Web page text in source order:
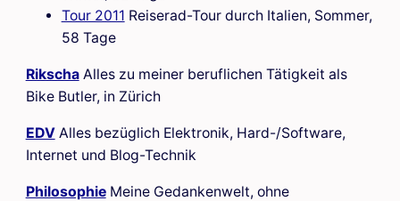
Tour 2011 Reiserad-Tour durch Italien, Sommer,
58 Tage
RikschaAlles zu meiner beruflichen Tätigkeit als
Bike Butler, in Zürich
EDVAlles bezüglich Elektronik, Hard-/Software,
Internet und Blog-Technik
PhilosophieMeine Gedankenwelt, ohne